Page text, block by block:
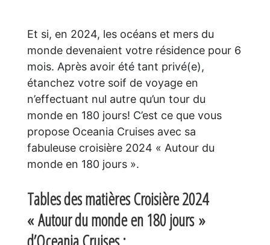
Et si, en 2024, les océans et mers du
monde devenaient votre résidence pour 6
mois. Après avoir été tant privé(e),
étanchez votre soif de voyage en
n’effectuant nul autre qu’un tour du
monde en 180 jours! C’est ce que vous
propose Oceania Cruises avec sa
fabuleuse croisière 2024 « Autour du
monde en 180 jours ».
Tables des matières Croisière 2024
« Autour du monde en 180 jours »